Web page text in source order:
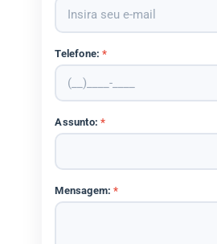
Telefone:*
Assunto:*
Mensagem:*